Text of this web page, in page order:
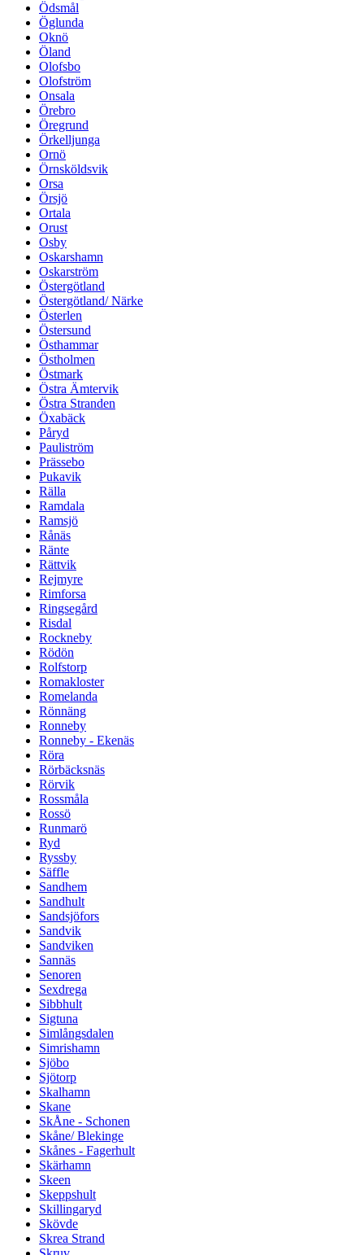
Ödsmål
Öglunda
Oknö
Öland
Olofsbo
Olofström
Onsala
Örebro
Öregrund
Örkelljunga
Ornö
Örnsköldsvik
Orsa
Örsjö
Ortala
Orust
Osby
Oskarshamn
Oskarström
Östergötland
Östergötland/ Närke
Österlen
Östersund
Östhammar
Östholmen
Östmark
Östra Ämtervik
Östra Stranden
Öxabäck
Påryd
Pauliström
Prässebo
Pukavik
Rälla
Ramdala
Ramsjö
Rånäs
Ränte
Rättvik
Rejmyre
Rimforsa
Ringsegård
Risdal
Rockneby
Rödön
Rolfstorp
Romakloster
Romelanda
Rönnäng
Ronneby
Ronneby - Ekenäs
Röra
Rörbäcksnäs
Rörvik
Rossmåla
Rossö
Runmarö
Ryd
Ryssby
Säffle
Sandhem
Sandhult
Sandsjöfors
Sandvik
Sandviken
Sannäs
Senoren
Sexdrega
Sibbhult
Sigtuna
Simlångsdalen
Simrishamn
Sjöbo
Sjötorp
Skalhamn
Skane
SkÅne - Schonen
Skåne/ Blekinge
Skånes - Fagerhult
Skärhamn
Skeen
Skeppshult
Skillingaryd
Skövde
Skrea Strand